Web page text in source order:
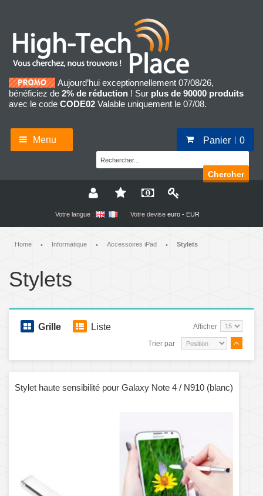
Aujourd’hui exceptionnellement 07/08/26,
bénéficiez de 2% de réduction ! Sur plus de 90000 produits
avec le code CODE02 Valable uniquement le 07/08.
Menu Panier 0
Chercher
Votre langue : Votre devise euro - EUR
Home • Informatique • Accessoires iPad • Stylets
Stylets
Grille Liste Afficher
Trier par
Stylet haute sensibilité pour Galaxy Note 4 / N910 (blanc)